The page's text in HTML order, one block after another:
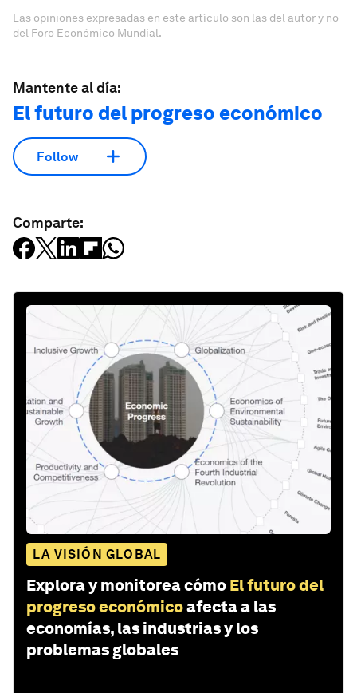
Las opiniones expresadas en este artículo son las del autor y no
del Foro Económico Mundial.
Mantente al día:
El futuro del progreso económico
Follow
Comparte:
LA VISIÓN GLOBAL
Explora y monitorea cómo El futuro del
progreso económicoafecta a las
economías, las industrias y los
problemas globales